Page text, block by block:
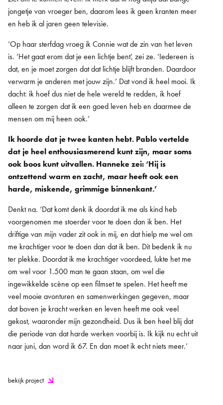
jongetje van vroeger ben, daarom lees ik geen kranten meer
en heb ik al jaren geen televisie.
‘Op haar sterfdag vroeg ik Connie wat de zin van het leven
is. ‘Het gaat erom dat je een lichtje bent’, zei ze. ‘Iedereen is
dat, en je moet zorgen dat dat lichtje blijft branden. Daardoor
verwarm je anderen met jouw zijn.’ Dat vond ik heel mooi. Ik
dacht: ik hoef dus niet de hele wereld te redden, ik hoef
alleen te zorgen dat ik een goed leven heb en daarmee de
mensen om mij heen ook.’
Ik hoorde dat je twee kanten hebt. Pablo vertelde
dat je heel enthousiasmerend kunt zijn, maar soms
ook boos kunt uitvallen. Hanneke zei: ‘Hij is
ontzettend warm en zacht, maar heeft ook een
harde, miskende, grimmige binnenkant.’
Denkt na. ‘Dat komt denk ik doordat ik me als kind heb
voorgenomen me stoerder voor te doen dan ik ben. Het
driftige van mijn vader zit ook in mij, en dat hielp me wel om
me krachtiger voor te doen dan dat ik ben. Dit bedenk ik nu
ter plekke. Doordat ik me krachtiger voordeed, lukte het me
om wel voor 1.500 man te gaan staan, om wel die
ingewikkelde scène op een filmset te spelen. Het heeft me
veel mooie avonturen en samenwerkingen gegeven, maar
dat boven je kracht werken en leven heeft me ook veel
gekost, waaronder mijn gezondheid. Dus ik ben heel blij dat
die periode van dat harde werken voorbij is. Ik kijk nu echt uit
naar juni, dan word ik 67. En dan moet ik echt niets meer.’
bekijk project